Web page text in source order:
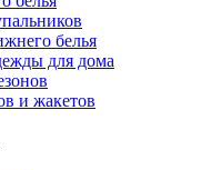
белья
для дома
и жакетов